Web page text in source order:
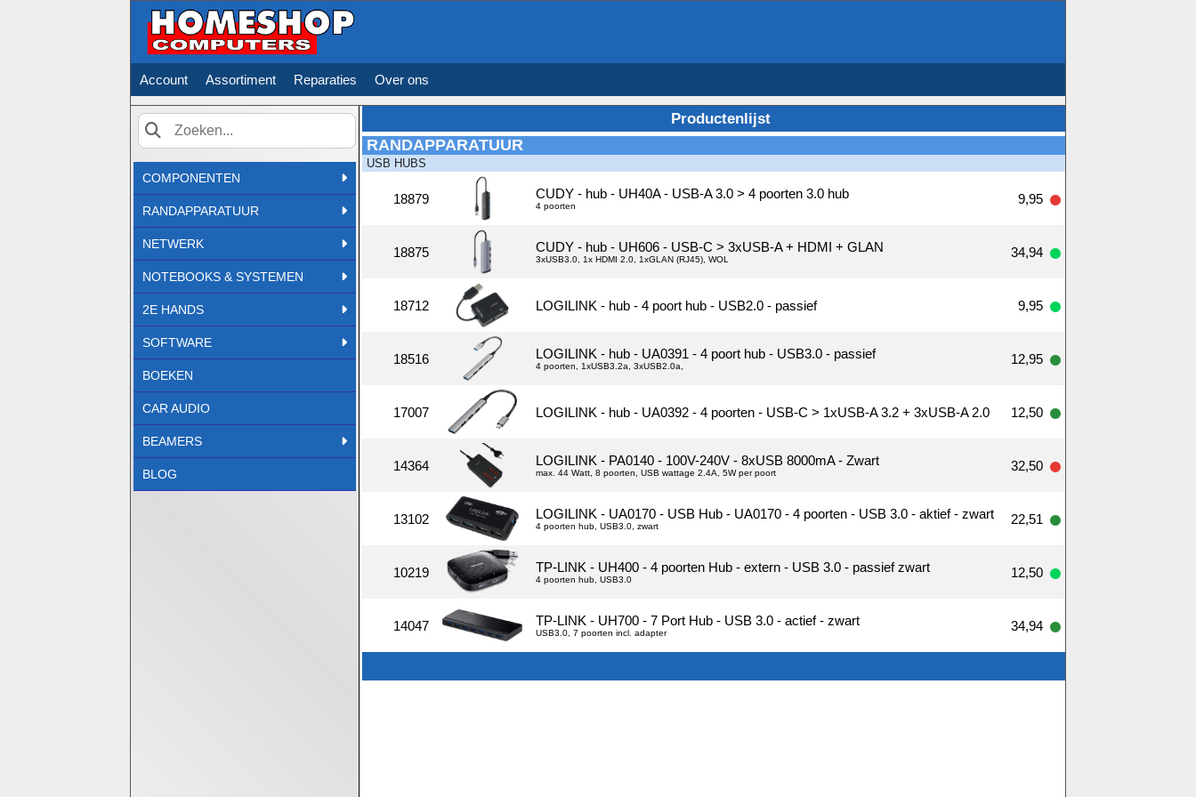
Account Assortiment Reparaties Over ons
Zoek
COMPONENTEN
RANDAPPARATUUR
NETWERK
NOTEBOOKS & SYSTEMEN
2E HANDS
SOFTWARE
BOEKEN
CAR AUDIO
BEAMERS
BLOG
Productenlijst
RANDAPPARATUUR
USB HUBS
18879 CUDY - hub - UH40A - USB-A 3.0 > 4 poorten 3.0 hub
4 poorten 9,95
18875 CUDY - hub - UH606 - USB-C > 3xUSB-A + HDMI + GLAN
3xUSB3.0, 1x HDMI 2.0, 1xGLAN (RJ45), WOL 34,94
18712 LOGILINK - hub - 4 poort hub - USB2.0 - passief 9,95
18516 LOGILINK - hub - UA0391 - 4 poort hub - USB3.0 - passief
4 poorten, 1xUSB3.2a, 3xUSB2.0a, 12,95
17007 LOGILINK - hub - UA0392 - 4 poorten - USB-C > 1xUSB-A 3.2 + 3xUSB-A 2.0 12,50
14364 LOGILINK - PA0140 - 100V-240V - 8xUSB 8000mA - Zwart
max. 44 Watt, 8 poorten, USB wattage 2.4A, 5W per poort 32,50
13102 LOGILINK - UA0170 - USB Hub - UA0170 - 4 poorten - USB 3.0 - aktief - zwart
4 poorten hub, USB3.0, zwart 22,51
10219 TP-LINK - UH400 - 4 poorten Hub - extern - USB 3.0 - passief zwart
4 poorten hub, USB3.0 12,50
14047 TP-LINK - UH700 - 7 Port Hub - USB 3.0 - actief - zwart
USB3.0, 7 poorten incl. adapter 34,94